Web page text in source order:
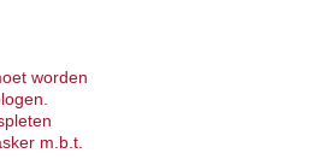
worden
m.b.t.